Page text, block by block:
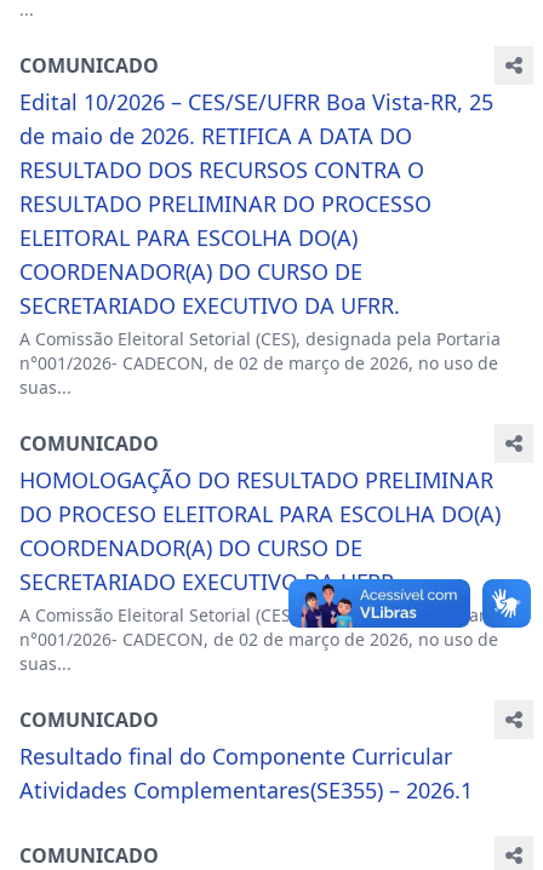
...
COMUNICADO
Edital 10/2026 – CES/SE/UFRR Boa Vista-RR, 25
de maio de 2026. RETIFICA A DATA DO
RESULTADO DOS RECURSOS CONTRA O
RESULTADO PRELIMINAR DO PROCESSO
ELEITORAL PARA ESCOLHA DO(A)
COORDENADOR(A) DO CURSO DE
SECRETARIADO EXECUTIVO DA UFRR.
A Comissão Eleitoral Setorial (CES), designada pela Portaria
n°001/2026- CADECON, de 02 de março de 2026, no uso de
suas...
COMUNICADO
HOMOLOGAÇÃO DO RESULTADO PRELIMINAR
DO PROCESO ELEITORAL PARA ESCOLHA DO(A)
COORDENADOR(A) DO CURSO DE
SECRETARIADO EXECUTIVO DA UFRR.
A Comissão Eleitoral Setorial (CES), designada pela Portaria
n°001/2026- CADECON, de 02 de março de 2026, no uso de
suas...
COMUNICADO
Resultado final do Componente Curricular
Atividades Complementares(SE355) – 2026.1
COMUNICADO